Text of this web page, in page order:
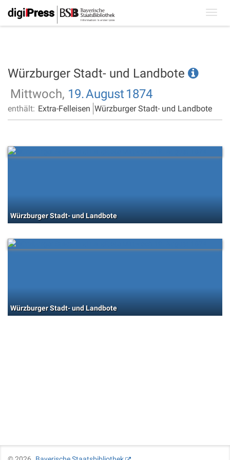
Würzburger Stadt- und Landbote
Mittwoch, 19.August 1874
enthält: Extra-Felleisen Würzburger Stadt- und Landbote
Würzburger Stadt- und Landbote
Würzburger Stadt- und Landbote